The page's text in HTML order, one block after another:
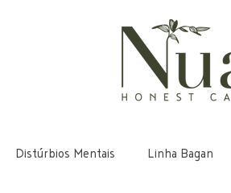
Distúrbios Mentais Linha Bagan